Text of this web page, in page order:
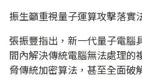
振生籲重視量子運算攻擊落實
張振豐指出，新一代量子電腦
間內解決傳統電腦無法處理的
脅傳統加密算法，甚至全面破